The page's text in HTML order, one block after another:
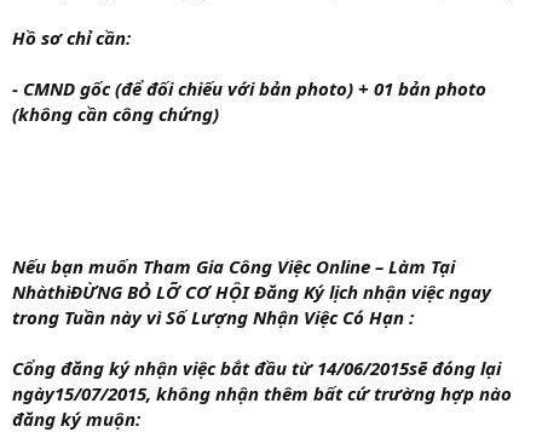
Hồ sơ chỉ cần:
- CMND gốc (để đối chiếu với bản photo) + 01 bản photo
(không cần công chứng)
Nếu bạn muốn Tham Gia Công Việc Online – Làm Tại
NhàthìĐỪNG BỎ LỠ CƠ HỘIĐăng Ký lịch nhận việc ngay
trong Tuần này vì Số Lượng Nhận Việc Có Hạn :
Cổng đăng ký nhận việc bắt đầu từ 14/06/2015sẽ đóng lại
ngày15/07/2015, không nhận thêm bất cứ trường hợp nào
đăng ký muộn: